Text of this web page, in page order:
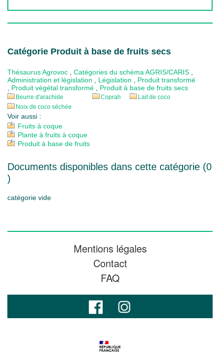
Catégorie Produit à base de fruits secs
Thésaurus Agrovoc Catégories du schéma AGRIS/CARIS
Administration et législation
Législation
Produit transformé
Produit végétal transformé Produit à base de fruits secs
Beurre d'arachide Coprah
Lait de coco
Noix de coco séchée
Voir aussi :
Fruits à coque
Plante à fruits à coque
Produit à base de fruits
Documents disponibles dans cette catégorie (0
)
catégorie vide
Mentions légales
Contact
FAQ